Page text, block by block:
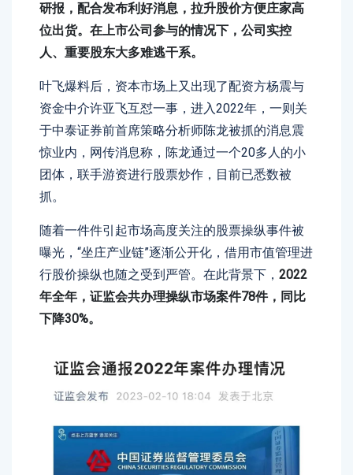
研报，配合发布利好消息，拉升股价方便庄家高
位出货。在上市公司参与的情况下，公司实控
人、重要股东大多难逃干系。
叶飞爆料后，资本市场上又出现了配资方杨震与
资金中介许亚飞互怼一事，进入2022年，一则关
于中泰证券前首席策略分析师陈龙被抓的消息震
惊业内，网传消息称，陈龙通过一个20多人的小
团体，联手游资进行股票炒作，目前已悉数被
抓。
随着一件件引起市场高度关注的股票操纵事件被
曝光，“坐庄产业链”逐渐公开化，借用市值管理进
行股价操纵也随之受到严管。在此背景下， 2022
年全年，证监会共办理操纵市场案件78件，同比
下降30%。